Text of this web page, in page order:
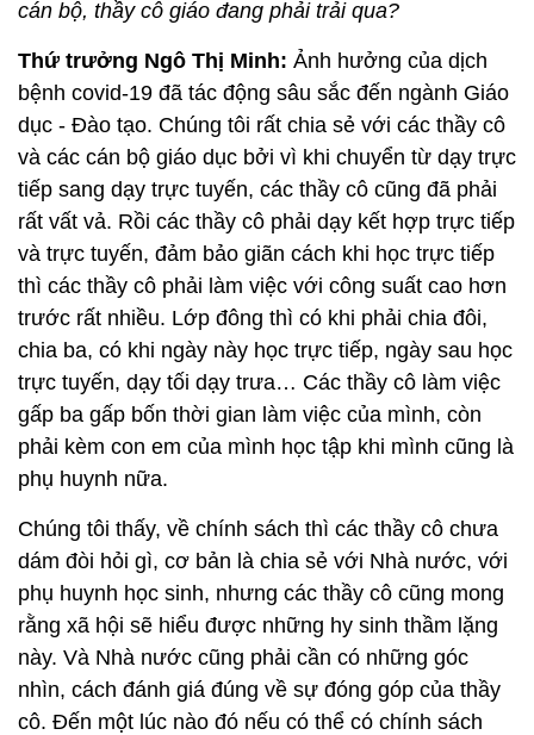
cán bộ, thầy cô giáo đang phải trải qua?
Thứ trưởng Ngô Thị Minh: Ảnh hưởng của dịch
bệnh covid-19 đã tác động sâu sắc đến ngành Giáo
dục - Đào tạo. Chúng tôi rất chia sẻ với các thầy cô
và các cán bộ giáo dục bởi vì khi chuyển từ dạy trực
tiếp sang dạy trực tuyến, các thầy cô cũng đã phải
rất vất vả. Rồi các thầy cô phải dạy kết hợp trực tiếp
và trực tuyến, đảm bảo giãn cách khi học trực tiếp
thì các thầy cô phải làm việc với công suất cao hơn
trước rất nhiều. Lớp đông thì có khi phải chia đôi,
chia ba, có khi ngày này học trực tiếp, ngày sau học
trực tuyến, dạy tối dạy trưa… Các thầy cô làm việc
gấp ba gấp bốn thời gian làm việc của mình, còn
phải kèm con em của mình học tập khi mình cũng là
phụ huynh nữa.
Chúng tôi thấy, về chính sách thì các thầy cô chưa
dám đòi hỏi gì, cơ bản là chia sẻ với Nhà nước, với
phụ huynh học sinh, nhưng các thầy cô cũng mong
rằng xã hội sẽ hiểu được những hy sinh thầm lặng
này. Và Nhà nước cũng phải cần có những góc
nhìn, cách đánh giá đúng về sự đóng góp của thầy
cô. Đến một lúc nào đó nếu có thể có chính sách